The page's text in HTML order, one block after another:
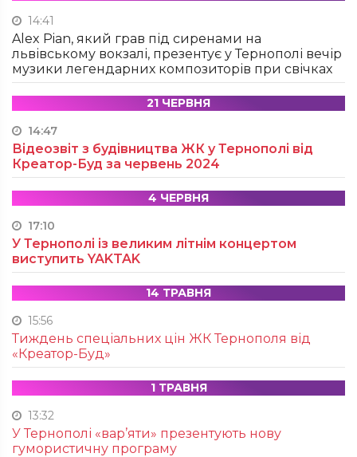
14:41
Alex Pian, який грав під сиренами на
львівському вокзалі, презентує у Тернополі вечір
музики легендарних композиторів при свічках
21 ЧЕРВНЯ
14:47
Відеозвіт з будівництва ЖК у Тернополі від
Креатор-Буд за червень 2024
4 ЧЕРВНЯ
17:10
У Тернополі із великим літнім концертом
виступить YAKTAK
14 ТРАВНЯ
15:56
Тиждень спеціальних цін ЖК Тернополя від
«Креатор-Буд»
1 ТРАВНЯ
13:32
У Тернополі «вар’яти» презентують нову
гумористичну програму